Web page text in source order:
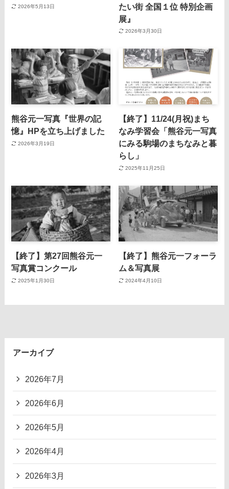
2026年5月13日
たい街 全国１位 特別企画
展』
2026年3月30日
熊谷元一写真『世界の記
憶』HPを立ち上げました
2026年3月19日
【終了】11/24(月祝)まち
なみ学習会「熊谷元一写真
にみる駒場のまちなみと暮
らし」
2025年11月25日
【終了】第27回熊谷元一
写真賞コンクール
2025年1月30日
【終了】熊谷元一フォーラ
ム＆写真展
2024年4月10日
アーカイブ
2026年7月
2026年6月
2026年5月
2026年4月
2026年3月